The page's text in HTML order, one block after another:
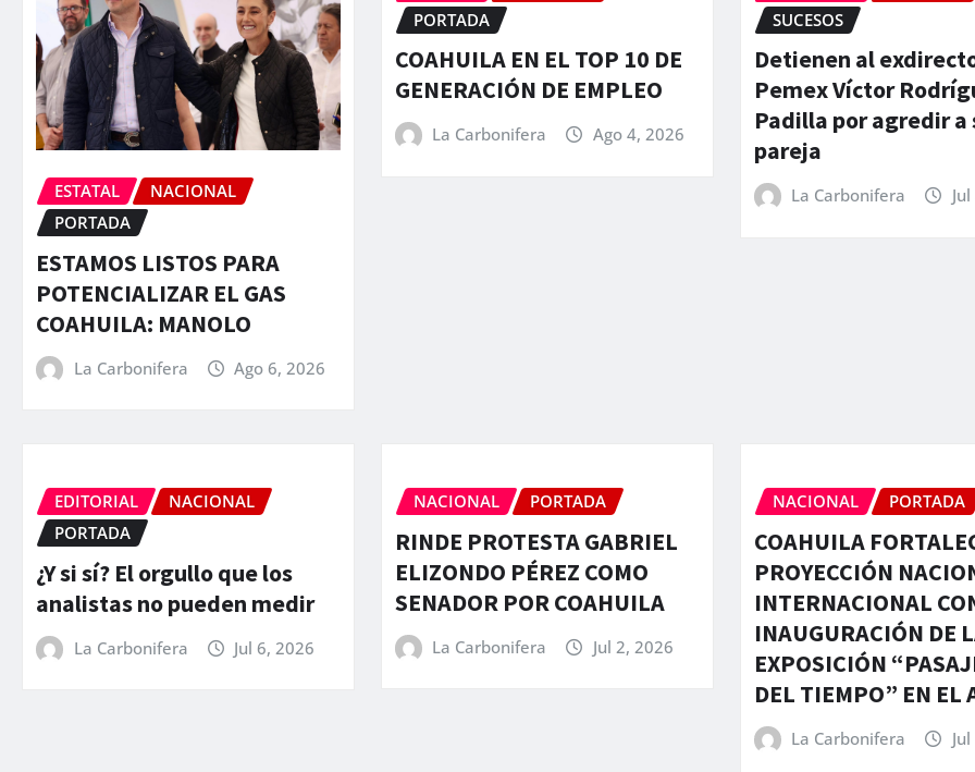
ESTATAL
NACIONAL
PORTADA
ESTAMOS LISTOS PARA
POTENCIALIZAR EL GAS
COAHUILA: MANOLO
La Carbonifera Ago 6, 2026
PORTADA
COAHUILA EN EL TOP 10 DE
GENERACIÓN DE EMPLEO
La Carbonifera Ago 4, 2026
SUCESOS
Detienen al
Pemex Víctor
Padilla por agredir a
pareja
La Carbonifera
EDITORIAL
NACIONAL
PORTADA
¿Y si sí? El orgullo que los
analistas no pueden medir
La Carbonifera Jul 6, 2026
NACIONAL PORTADA
RINDE PROTESTA GABRIEL
ELIZONDO PÉREZ COMO
SENADOR POR COAHUILA
La Carbonifera Jul 2, 2026
NACIONAL PORTADA
COAHUILA
PROYECCIÓN
INTERNACIONAL
INAUGURACIÓN DE
EXPOSICIÓN
DEL TIEMPO” EN EL
La Carbonifera